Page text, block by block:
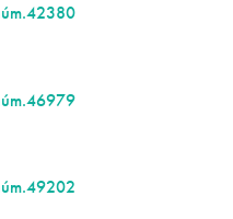
42380
46979
49202